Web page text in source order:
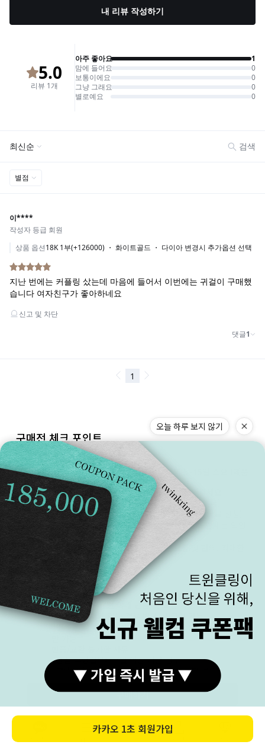
구매하기
구매전 체크 포인트
제작/배송주문 제작 기간은 주말 및 공휴일 제외 5~15일 소요 (제품
별 상이)
꼭 필요한 날짜가 있으신 분은 구매 전 문의주세요
· 발송 후 휴일 제외 1~2일 소요 (택배사 : 우체국)
· 매장 방문 수령 가능, 퀵서비스 가능 (고객센터로 신청)
· 영업일 오후 3시 전 결제는 당일 제작, 이후 결제는 익일
제작
· 급하게 필요한 경우 고객센터 사전요청 및 협의. 최대한
맞춰보겠습니다.
교환/반품
교환 / 반품
· 상품 수령 후 7일 이내 반품 및 교환 가능
· 상품의 하자가 있는 경우 반품 및 교환 가능
· 결제 완료 후 주문 취소는 영업일 기준 오후 3시 전까지
· 상품 수령일부터 7일 이상 지난 경우
· 구매자 책임으로 상품의 멸시 또는 훼손된 경우
· 반지, 18k, 이니셜 각인, 특수한 사이즈의 팔찌 / 발찌 /
목걸이 등 구매자만을 위한 상품을 주문 제작한 경우.
(당일/익일 출고 상품을 제외한 모든 상품은 주문 제작입
니다.)
· 구매자의 요청에 따라 다이아몬드, 원석, 진주 등 보석을
오늘 하루 보지 않기
카카오 1초 회원가입